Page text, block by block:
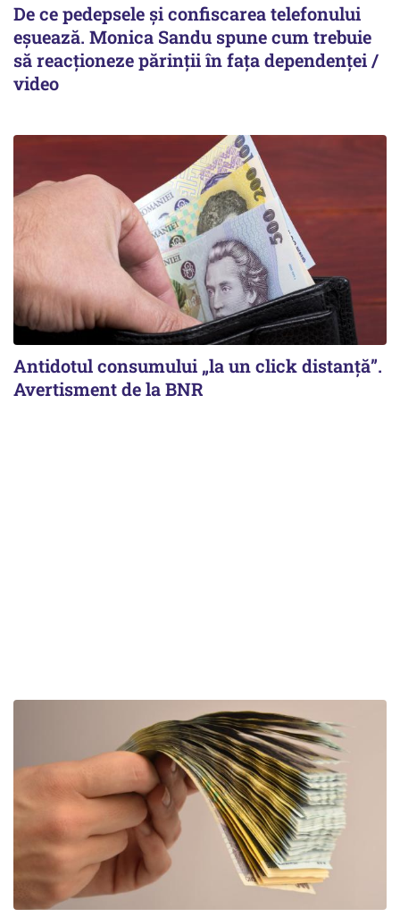
De ce pedepsele și confiscarea telefonului
eșuează. Monica Sandu spune cum trebuie
să reacționeze părinții în fața dependenței /
video
Antidotul consumului „la un click distanță”.
Avertisment de la BNR